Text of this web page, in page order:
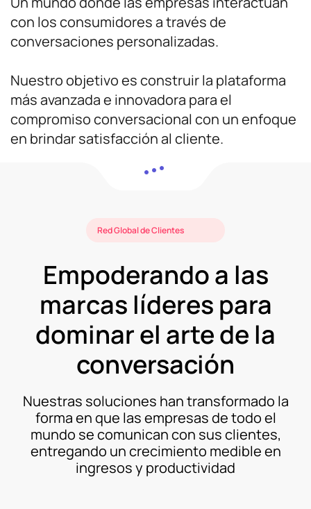
con los consumidores a través de
conversaciones personalizadas.
Nuestro objetivo es construir la plataforma
más avanzada e innovadora para el
compromiso conversacional con un enfoque
en brindar satisfacción al cliente.
Red Global de Clientes
Empoderando a las
marcas líderes para
dominar el arte de la
conversación
Nuestras soluciones han transformado la
forma en que las empresas de todo el
mundo se comunican con sus clientes,
entregando un crecimiento medible en
ingresos y productividad